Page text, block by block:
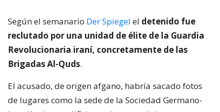
Según el semanario Der Spiegel el detenido fue
reclutado por una unidad de élite de la Guardia
Revolucionaria iraní, concretamente de las
Brigadas Al-Quds.
El acusado, de origen afgano, habría sacado fotos
de lugares como la sede de la Sociedad Germano-